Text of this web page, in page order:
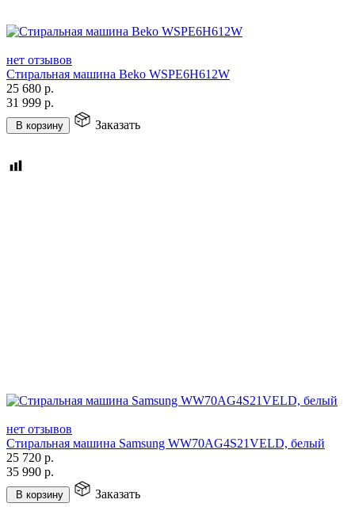
нет отзывов
Стиральная машина Beko WSPE6H612W
25 680 р.
31 999 р.
В корзину Заказать
нет отзывов
Стиральная машина Samsung WW70AG4S21VELD, белый
25 720 р.
35 990 р.
В корзину Заказать